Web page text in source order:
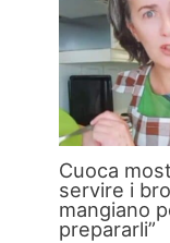
Cuoca
servire i
mangiano
prepararli”